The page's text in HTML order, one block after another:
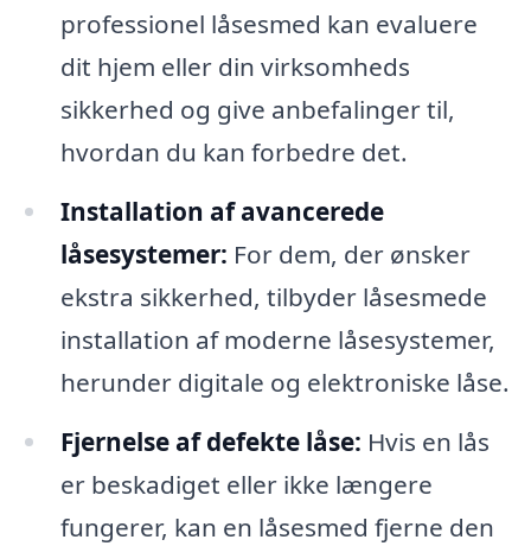
professionel låsesmed kan evaluere
dit hjem eller din virksomheds
sikkerhed og give anbefalinger til,
hvordan du kan forbedre det.
Installation af avancerede
låsesystemer: For dem, der ønsker
ekstra sikkerhed, tilbyder låsesmede
installation af moderne låsesystemer,
herunder digitale og elektroniske låse.
Fjernelse af defekte låse: Hvis en lås
er beskadiget eller ikke længere
fungerer, kan en låsesmed fjerne den